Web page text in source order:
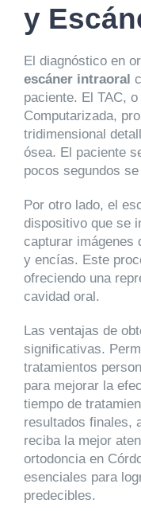
y
El diagnóstico en
escáner intraoral
paciente. El TAC,
Computarizada,
tridimensional
ósea. El paciente
pocos segundos
Por otro lado, el
dispositivo que se
capturar imágenes
y encías. Este
ofreciendo una
cavidad oral.
Las ventajas de
significativas.
tratamientos
para mejorar la
tiempo de
resultados finales,
reciba la mejor
ortodoncia en
esenciales para
predecibles.